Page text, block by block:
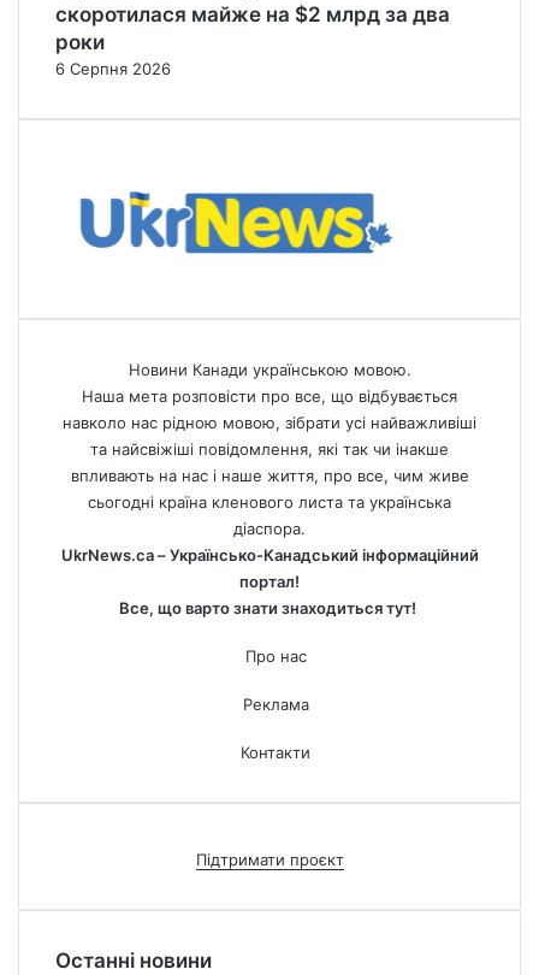
скоротилася майже на $2 млрд за два
роки
6 Серпня 2026
Новини Канади українською мовою.
Наша мета розповісти про все, що відбувається
навколо нас рідною мовою, зібрати усі найважливіші
та найсвіжіші повідомлення, які так чи інакше
впливають на нас і наше життя, про все, чим живе
сьогодні країна кленового листа та українська
діаспора.
UkrNews.ca – Українсько-Канадський інформаційний
портал!
Все, що варто знати знаходиться тут!
Про нас
Реклама
Контакти
Підтримати проєкт
Останні новини